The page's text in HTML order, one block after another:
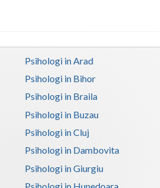
Psihologi in Arad
Psihologi in Bihor
Psihologi in Braila
Psihologi in Buzau
Psihologi in Cluj
Psihologi in Dambovita
Psihologi in Giurgiu